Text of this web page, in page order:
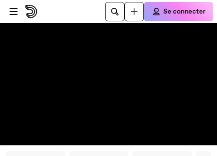
Passer au player
Passer au contenu principal
Se connecter